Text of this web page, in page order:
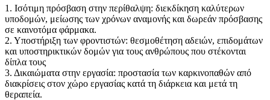
1. Ισότιμη πρόσβαση στην περίθαλψη: διεκδίκηση καλύτερων
υποδομών, μείωσης των χρόνων αναμονής και δωρεάν πρόσβασης
σε καινοτόμα φάρμακα.
2. Υποστήριξη των φροντιστών: θεσμοθέτηση αδειών, επιδομάτων
και υποστηρικτικών δομών για τους ανθρώπους που στέκονται
δίπλα τους
3. Δικαιώματα στην εργασία: προστασία των καρκινοπαθών από
διακρίσεις στον χώρο εργασίας κατά τη διάρκεια και μετά τη
θεραπεία.